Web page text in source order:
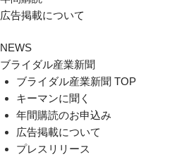
広告掲載について
NEWS
ブライダル産業新聞
ブライダル産業新聞 TOP
キーマンに聞く
年間購読のお申込み
広告掲載について
プレスリリース